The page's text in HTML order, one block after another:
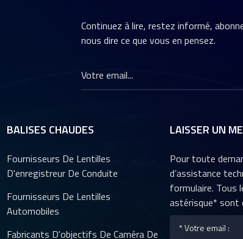
Continuez à lire, restez informé,
nous dire ce que vous en pensez.
BALISES CHAUDES
Fournisseurs De Lentilles
D'enregistreur De Conduite
Fournisseurs De Lentilles
Automobiles
Fabricants D'objectifs De Caméra De
LAISSER UN
Pour toute
d’assistance
formulaire. Tous
astérisque* sont